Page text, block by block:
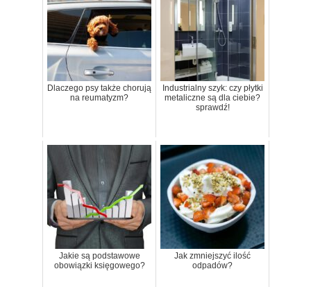
Dlaczego psy także chorują
na reumatyzm?
Industrialny szyk: czy płytki
metaliczne są dla ciebie?
sprawdź!
Jakie są podstawowe
obowiązki księgowego?
Jak zmniejszyć ilość
odpadów?